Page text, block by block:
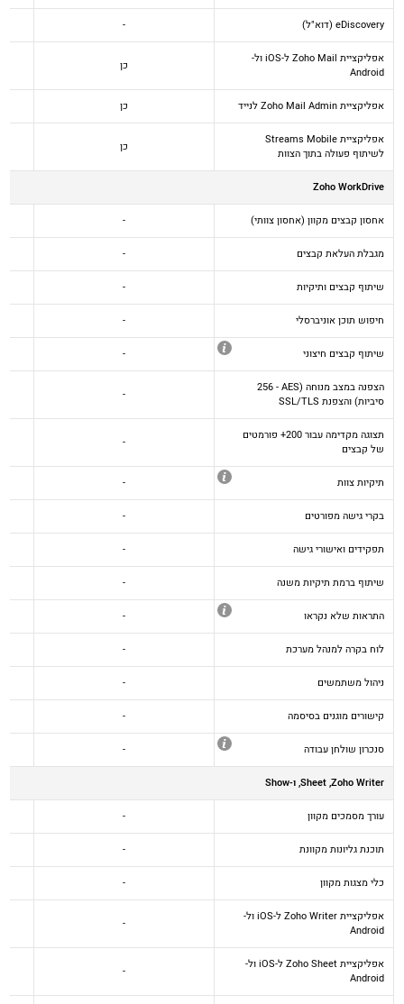
eDiscovery (דוא"ל) -
אפליקציית Zoho Mail ל-iOS ול-
Android
כן
אפליקציית Zoho Mail Admin לנייד כן
אפליקציית Streams Mobile
לשיתוף פעולה בתוך הצוות
כן
Zoho WorkDrive
אחסון קבצים מקוון (אחסון צוותי) -
מגבלת העלאת קבצים -
שיתוף קבצים ותיקיות -
חיפוש תוכן אוניברסלי -
שיתוף קבצים חיצוני -
הצפנה במצב מנוחה (AES - ‏256
סיביות) והצפנת SSL/TLS
-
תצוגה מקדימה עבור 200+ פורמטים
של קבצים
-
תיקיות צוות -
בקרי גישה מפורטים -
תפקידים ואישורי גישה -
שיתוף ברמת תיקיות משנה -
התראות שלא נקראו -
לוח בקרה למנהל מערכת -
ניהול משתמשים -
קישורים מוגנים בסיסמה -
סנכרון שולחן עבודה -
Zoho Writer,‏ Sheet, ו-Show
עורך מסמכים מקוון -
תוכנת גליונות מקוונת -
כלי מצגות מקוון -
אפליקציית Zoho Writer ל-iOS ול-
Android
-
אפליקציית Zoho Sheet ל-iOS ול-
Android
-